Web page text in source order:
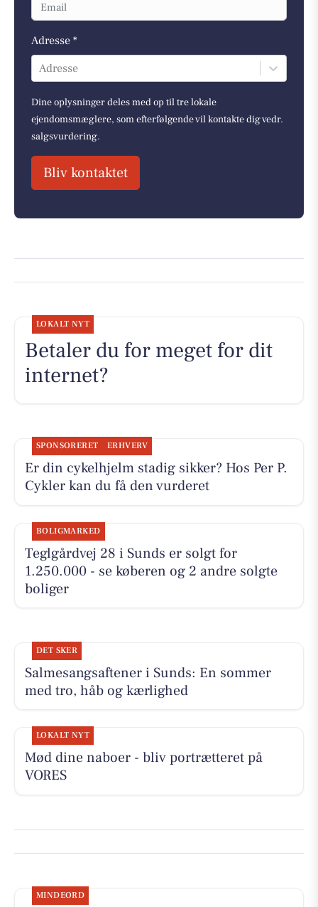
Adresse *
Adresse
Dine oplysninger deles med op til tre lokale
ejendomsmæglere, som efterfølgende vil kontakte dig vedr.
salgsvurdering.
Bliv kontaktet
LOKALT NYT
Betaler du for meget for dit
internet?
SPONSORERET ERHVERV
Er din cykelhjelm stadig sikker? Hos Per P.
Cykler kan du få den vurderet
BOLIGMARKED
Teglgårdvej 28 i Sunds er solgt for
1.250.000 - se køberen og 2 andre solgte
boliger
DET SKER
Salmesangsaftener i Sunds: En sommer
med tro, håb og kærlighed
LOKALT NYT
Mød dine naboer - bliv portrætteret på
VORES
MINDEORD